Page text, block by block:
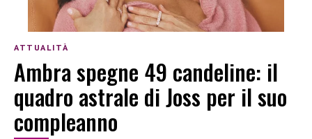
ATTUALITÀ
Ambra spegne 49 candeline: il
quadro astrale di Joss per il suo
compleanno